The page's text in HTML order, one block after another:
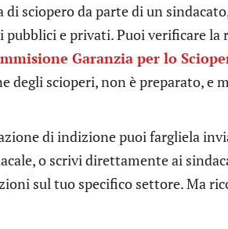
sciopero da parte di un
e privati. Puoi verificare la
Garanzia per lo
degli scioperi, non è preparato, e
di indizione puoi fargliela
o scrivi direttamente ai
sul tuo specifico settore. Ma